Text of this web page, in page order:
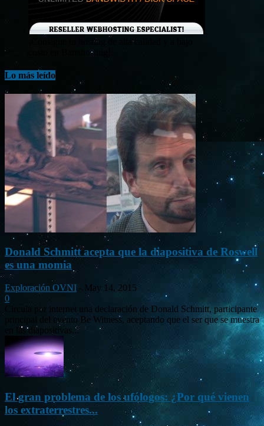
¡Consigue tu hosting de alta calidad y a bajo
costo en Banahosting!
Lo más leído
Donald Schmitt acepta que la diapositiva de Roswell
es una momia
Exploración OVNI - May 14, 2015
0
Circula por internet una declaración de Donald Schmitt, participante
principal del evento Be Witness, aceptando que el ser que se muestra
en las diapositivas...
El gran problema de los ufólogos: ¿Por qué vienen
los extraterrestres...